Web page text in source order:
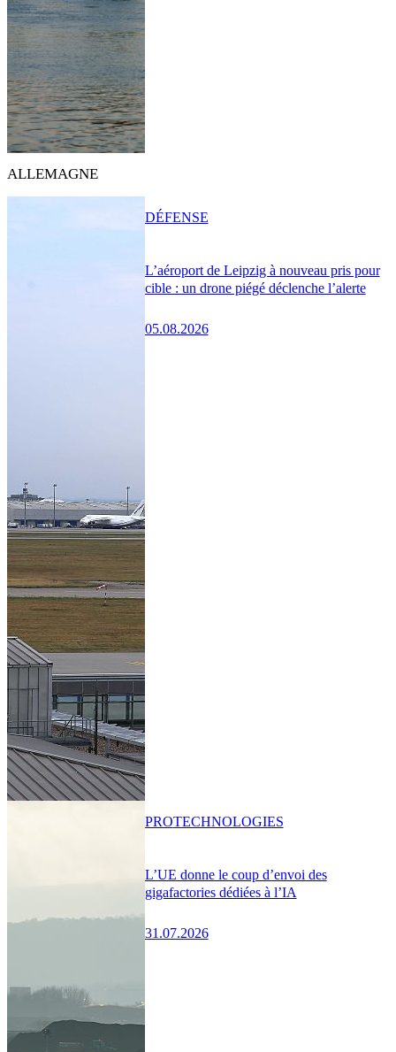
ALLEMAGNE
L’aéroport de Leipzig à nouveau pris pour
cible : un drone piégé déclenche l’alerte
05.08.2026
DÉFENSE
L’UE donne le coup d’envoi des
gigafactories dédiées à l’IA
31.07.2026
PROTECHNOLOGIES